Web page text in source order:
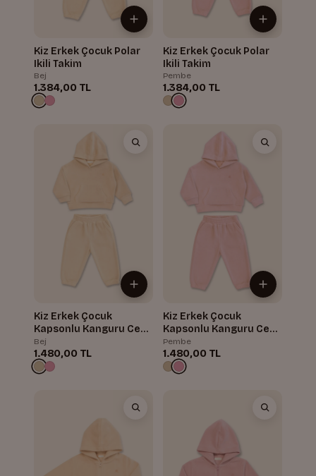
Kiz Erkek Çocuk Polar
Ikili Takim
Bej
1.384,00 TL
Kiz Erkek Çocuk Polar
Ikili Takim
Pembe
1.384,00 TL
Kiz Erkek Çocuk
Kapsonlu Kanguru Cepli
Polar Ikili Takim
Bej
1.480,00 TL
Kiz Erkek Çocuk
Kapsonlu Kanguru Cepli
Polar Ikili Takim
Pembe
1.480,00 TL